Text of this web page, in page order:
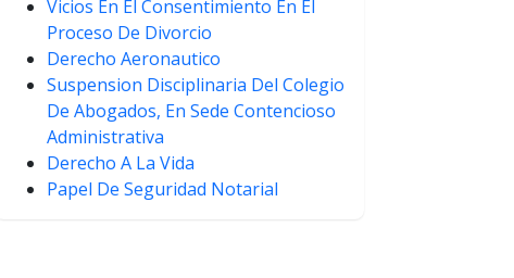
Vicios En El Consentimiento En El
Proceso De Divorcio
Derecho Aeronautico
Suspension Disciplinaria Del Colegio
De Abogados, En Sede Contencioso
Administrativa
Derecho A La Vida
Papel De Seguridad Notarial